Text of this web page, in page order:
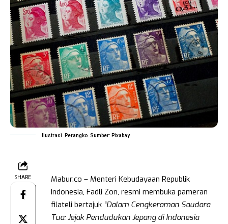
Ilustrasi. Perangko. Sumber: Pixabay
SHARE
Mabur.co – Menteri Kebudayaan Republik
Indonesia, Fadli Zon, resmi membuka pameran
filateli bertajuk “Dalam Cengkeraman Saudara
Tua: Jejak Pendudukan Jepang di Indonesia